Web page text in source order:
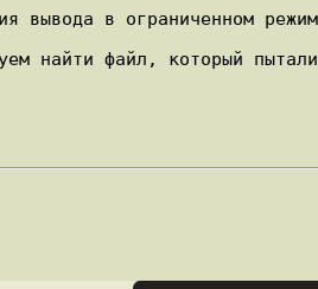
вывода в ограниченном
файл, который